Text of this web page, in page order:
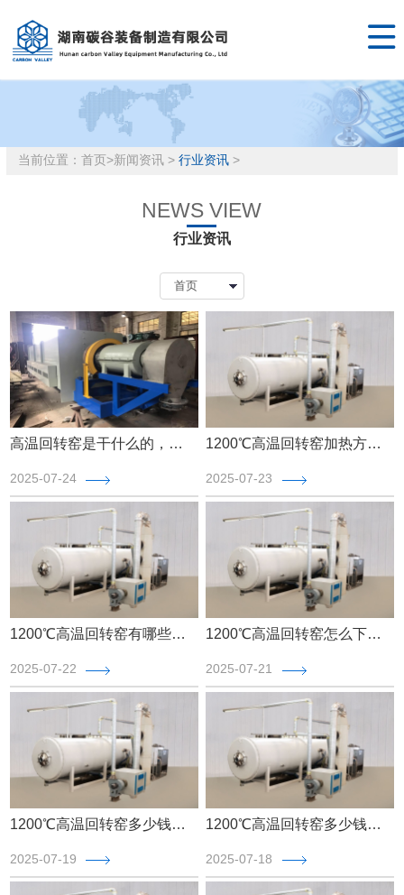

当前位置： 首页>新闻资讯> 行业资讯>
NEWS VIEW
行业资讯
高温回转窑是干什么的，2025高温回转窑【全网更新】
2025-07-24
1200℃高温回转窑加热方式有哪些，看完你就知道【最新更新】
2025-07-23
1200℃高温回转窑有哪些优势，回转窑厂家解答【全网更新】
2025-07-22
1200℃高温回转窑怎么下料，三分钟了解本文【全网推荐】
2025-07-21
1200℃高温回转窑多少钱一台，1200℃高温回转窑价格【最新报价】
2025-07-19
1200℃高温回转窑多少钱，1200℃高温回转窑价格【含报价单】
2025-07-18